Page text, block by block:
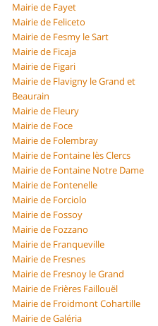
Mairie de Fayet
Mairie de Feliceto
Mairie de Fesmy le Sart
Mairie de Ficaja
Mairie de Figari
Mairie de Flavigny le Grand et
Beaurain
Mairie de Fleury
Mairie de Foce
Mairie de Folembray
Mairie de Fontaine lès Clercs
Mairie de Fontaine Notre Dame
Mairie de Fontenelle
Mairie de Forciolo
Mairie de Fossoy
Mairie de Fozzano
Mairie de Franqueville
Mairie de Fresnes
Mairie de Fresnoy le Grand
Mairie de Frières Faillouël
Mairie de Froidmont Cohartille
Mairie de Galéria